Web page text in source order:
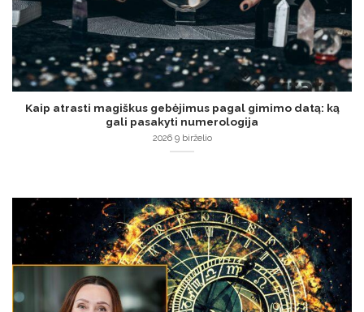
Kaip atrasti magiškus gebėjimus pagal gimimo datą: ką
gali pasakyti numerologija
2026 9 birželio